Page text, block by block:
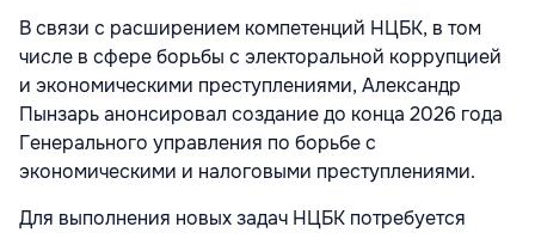
В связи с расширением компетенций НЦБК, в том
числе в сфере борьбы с электоральной коррупцией
и экономическими преступлениями, Александр
Пынзарь анонсировал создание до конца 2026 года
Генерального управления по борьбе с
экономическими и налоговыми преступлениями.
Для выполнения новых задач НЦБК потребуется